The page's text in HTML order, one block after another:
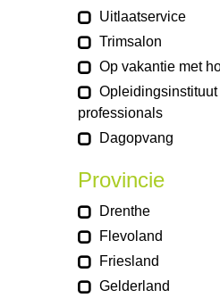
Uitlaatservice
Trimsalon
Op vakantie met
Opleidingsinstituut
professionals
Dagopvang
Provincie
Drenthe
Flevoland
Friesland
Gelderland